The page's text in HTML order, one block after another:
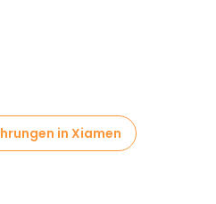
in Xiamen